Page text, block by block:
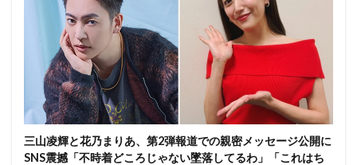
三山凌輝と花乃まりあ、第2弾報道での親密メッセージ公開に
SNS震撼「不時着どころじゃない墜落してるわ」「これはち